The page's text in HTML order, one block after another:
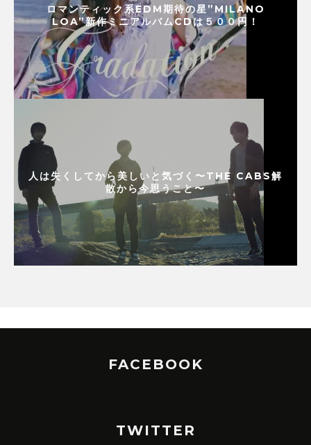
ロマンティック系EDM期待の星”MILANO
LOA”新作ミニアルバムCDは５００円！
人は失くしてから美しいと気づく〜THE CABS解
散から今思うこと〜
FACEBOOK
TWITTER